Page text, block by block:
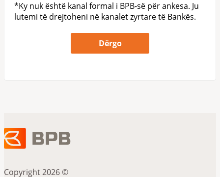
*Ky nuk është kanal formal i BPB-së për ankesa. Ju
lutemi të drejtoheni në kanalet zyrtare të Bankës.
Copyright 2026 ©